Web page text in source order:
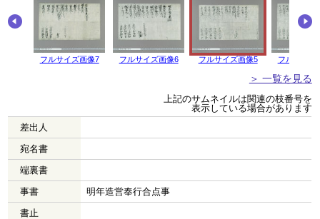
フルサイズ画像7 フルサイズ画像6 フルサイズ画像5 フルサイズ
＞ 一覧を見る
上記のサムネイルは関連の枝番号を
表示している場合があります
差出人
宛名書
端裏書
事書
明年造営奉行合点事
書止